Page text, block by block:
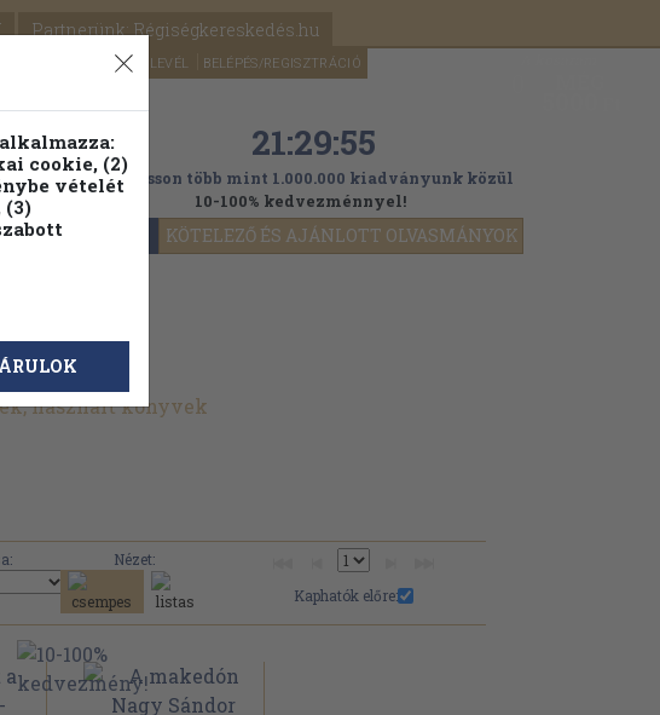
Partnerünk: Régiségkereskedés.hu
SEGÍTSÉG HÍRLEVÉL BELÉPÉS/REGISZTRÁCIÓ
OLVASMÁNYOK KÖTELEZŐ ÉS AJÁNLOTT OLVASMÁNYOK
fa 21:29:54
Válogasson több mint 1.000.000 kiadványunk közül
10-100% kedvezménnyel!
használt könyvek
Nézet:
Kaphatók előre:
cookie, (2)
vételét
(3)